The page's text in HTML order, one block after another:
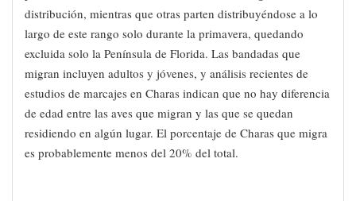
distribución, mientras que otras parten distribuyéndose a lo
largo de este rango solo durante la primavera, quedando
excluida solo la Península de Florida. Las bandadas que
migran incluyen adultos y jóvenes, y análisis recientes de
estudios de marcajes en Charas indican que no hay diferencia
de edad entre las aves que migran y las que se quedan
residiendo en algún lugar. El porcentaje de Charas que migra
es probablemente menos del 20% del total.